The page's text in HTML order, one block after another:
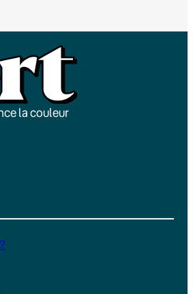
la couleur